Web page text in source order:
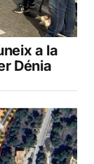
a la
Dénia